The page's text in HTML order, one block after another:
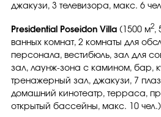
джакузи, 3 телевизора, макс. 6
Presidential Poseidon Villa (1500 м2,
ванных комнат, 2 комнаты для
персонала, вестибюль, зал для
зал, лаунж-зона с камином, бар,
тренажерный зал, джакузи, 7
домашний кинотеатр, терраса,
открытый бассейны, макс. 10